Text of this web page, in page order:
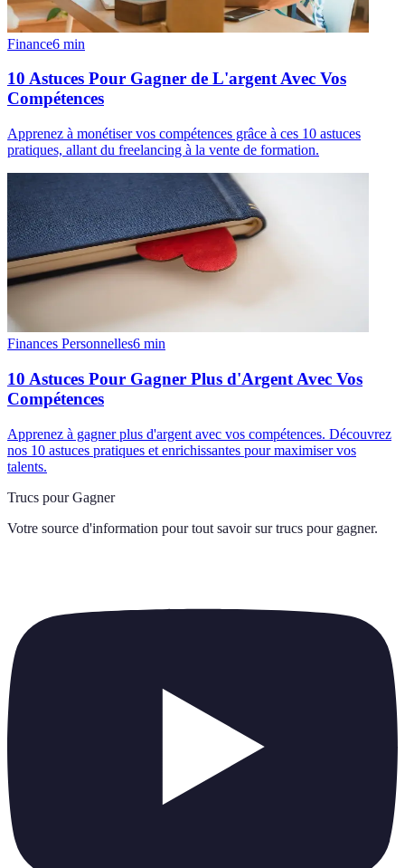
Finance6 min
10 Astuces Pour Gagner de L'argent Avec Vos
Compétences
Apprenez à monétiser vos compétences grâce à ces 10 astuces
pratiques, allant du freelancing à la vente de formation.
Finances Personnelles6 min
10 Astuces Pour Gagner Plus d'Argent Avec Vos
Compétences
Apprenez à gagner plus d'argent avec vos compétences. Découvrez
nos 10 astuces pratiques et enrichissantes pour maximiser vos
talents.
Trucs pour Gagner
Votre source d'information pour tout savoir sur trucs pour gagner.